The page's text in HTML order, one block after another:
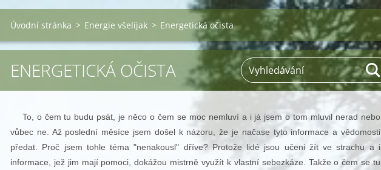
Úvodní stránka > Energie všelijak > Energetická očista
ENERGETICKÁ OČISTA
To, o čem tu budu psát, je něco o čem se moc nemluví a i já jsem o tom mluvil nerad nebo
vůbec ne. Až poslední měsíce jsem došel k názoru, že je načase tyto informace a vědomosti
předat. Proč jsem tohle téma "nenakousl" dříve? Protože lidé jsou učeni žít ve strachu a i
informace, jež jim mají pomoci, dokážou mistrně využít k vlastní sebezkáze. Takže o čem se tu